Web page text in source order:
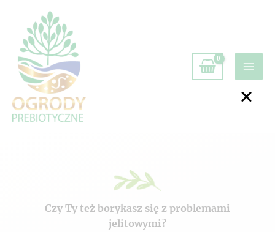
Czy Ty też borykasz się z problemami
jelitowymi?